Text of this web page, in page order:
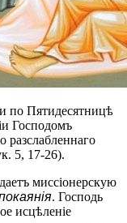
по Пятидесятницѣ
Господомъ
разслабленнаго
5, 17-26).
миссіонерскую
. Господь
исцѣленіе